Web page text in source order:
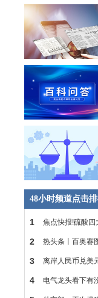
48小时频道点击
1 焦点快报!硫酸四
2 热头条丨百奥赛
3 离岸人民币兑美
4 电气龙头看下有